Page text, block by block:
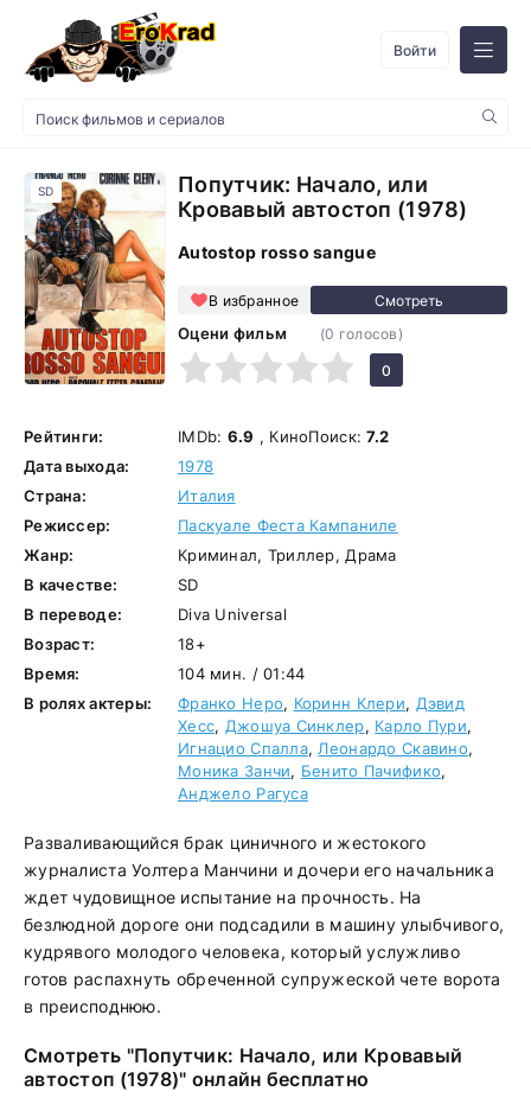
Войти
Попутчик: Начало, или
Кровавый автостоп (1978)
Autostop rosso sangue
В избранное
SD
Оцени фильм
1
2 3 5
(0 голосов)
0
Рейтинги: IMDb: 6.9 , КиноПоиск:7.2
Дата выхода:
1978
Страна:
Италия
Режиссер:
Паскуале Феста Кампаниле
Жанр:
Криминал, Триллер, Драма
В качестве:
SD
В переводе:
Diva Universal
Возраст:
18+
Время:
104 мин. / 01:44
В ролях актеры:
Франко Неро, Коринн Клери, Дэвид
Хесс, Джошуа Синклер, Карло Пури,
Игнацио Спалла, Леонардо Скавино,
Моника Занчи, Бенито Пачифико,
Анджело Рагуса
Разваливающийся брак циничного и жестокого
журналиста Уолтера Манчини и дочери его начальника
ждет чудовищное испытание на прочность. На
безлюдной дороге они подсадили в машину улыбчивого,
кудрявого молодого человека, который услужливо
готов распахнуть обреченной супружеской чете ворота
в преисподнюю.
Смотреть "Попутчик: Начало, или Кровавый
автостоп (1978)" онлайн бесплатно